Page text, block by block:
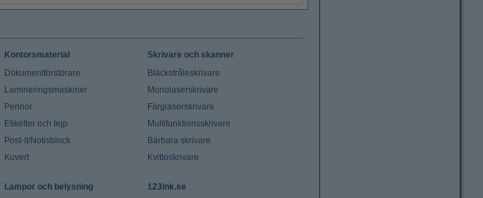
Kontorsmaterial
Dokumentförstörare
Lamineringsmaskiner
Pennor
Etiketter och tejp
Post-it/Notisblock
Kuvert
Skrivare och skanner
Bläckstråleskrivare
Monolaserskrivare
Färglaserskrivare
Multifunktionsskrivare
Bärbara skrivare
Kvittoskrivare
Lampor och belysning 123ink.se